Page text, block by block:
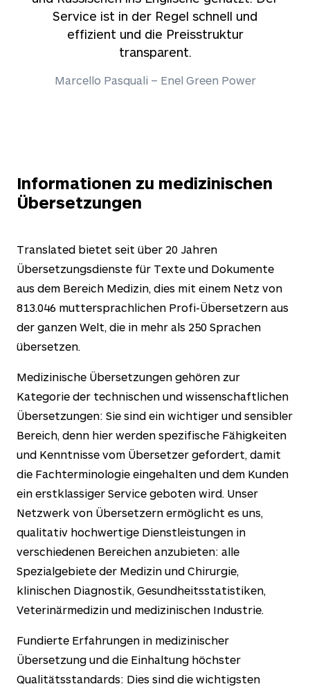
Service ist in der Regel schnell und
effizient und die Preisstruktur
transparent.
Marcello Pasquali – Enel Green Power
Informationen zu medizinischen
Übersetzungen
Translated bietet seit über 20 Jahren
Übersetzungsdienste für Texte und Dokumente
aus dem Bereich Medizin, dies mit einem Netz von
813.046 muttersprachlichen Profi-Übersetzern aus
der ganzen Welt, die in mehr als 250 Sprachen
übersetzen.
Medizinische Übersetzungen gehören zur
Kategorie der technischen und wissenschaftlichen
Übersetzungen: Sie sind ein wichtiger und sensibler
Bereich, denn hier werden spezifische Fähigkeiten
und Kenntnisse vom Übersetzer gefordert, damit
die Fachterminologie eingehalten und dem Kunden
ein erstklassiger Service geboten wird. Unser
Netzwerk von Übersetzern ermöglicht es uns,
qualitativ hochwertige Dienstleistungen in
verschiedenen Bereichen anzubieten: alle
Spezialgebiete der Medizin und Chirurgie,
klinischen Diagnostik, Gesundheitsstatistiken,
Veterinärmedizin und medizinischen Industrie.
Fundierte Erfahrungen in medizinischer
Übersetzung und die Einhaltung höchster
Qualitätsstandards: Dies sind die wichtigsten